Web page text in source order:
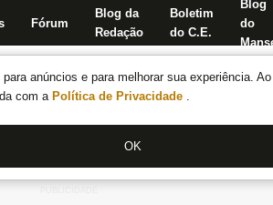
anúncios e para melhorar sua experiência.
com a Política de Privacidade .
OK
Fórum
Blog da
Redação
Boletim
do C.E.
Blog
do